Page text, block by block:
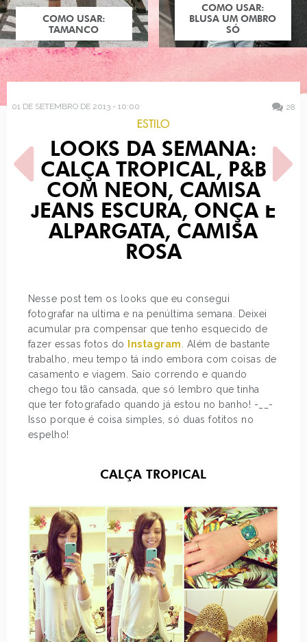
COMO USAR:
TAMANCO
COMO USAR:
BLUSA UM OMBRO
SÓ
01 DE SETEMBRO DE 2013 - 10:00 28
ESTILO
LOOKS DA SEMANA:
CALÇA TROPICAL, P&B
COM NEON, CAMISA
JEANS ESCURA, ONÇA E
ALPARGATA, CAMISA
ROSA
Nesse post tem os looks que eu consegui
fotografar na ultima e na penúltima semana. Deixei
acumular pra compensar que tenho esquecido de
fazer essas fotos do
Instagram
. Além de bastante
trabalho, meu tempo tá indo embora com coisas de
casamento e viagem. Saio correndo e quando
chego tou tão cansada, que só lembro que tinha
que ter fotografado quando já estou no banho! -__-
Isso porque é coisa simples, só duas fotitos no
espelho!
CALÇA TROPICAL
POST ANTERIOR
PRÓXIMO POST
DISNEY X CAPCOM - O
STREET FIGHTER DAS…